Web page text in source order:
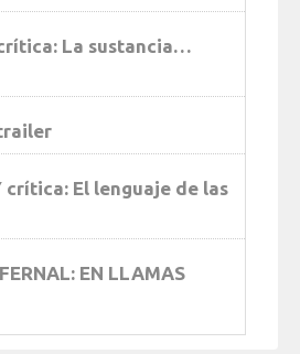
crítica: La sustancia…
crítica: El lenguaje de las
EN LLAMAS